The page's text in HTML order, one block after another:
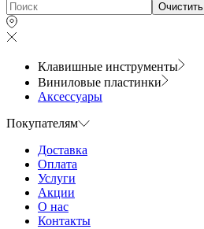
Очистить
Клавишные инструменты
Виниловые пластинки
Аксессуары
Покупателям
Доставка
Оплата
Услуги
Акции
О нас
Контакты